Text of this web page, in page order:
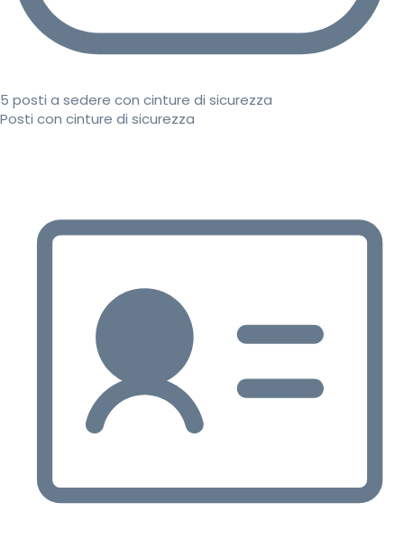
5 posti a sedere con cinture di sicurezza
Posti con cinture di sicurezza